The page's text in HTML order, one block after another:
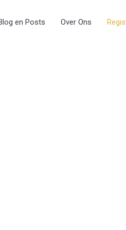
en Posts Over Ons